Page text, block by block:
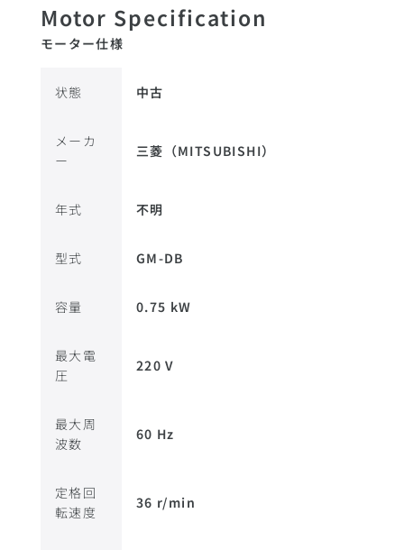
モーター仕様
状態 中古
メーカ
ー
三菱（MITSUBISHI）
年式 不明
型式 GM-DB
容量 0.75 kW
最大電
圧
220 V
最大周
波数
60 Hz
定格回
転速度
36 r/min